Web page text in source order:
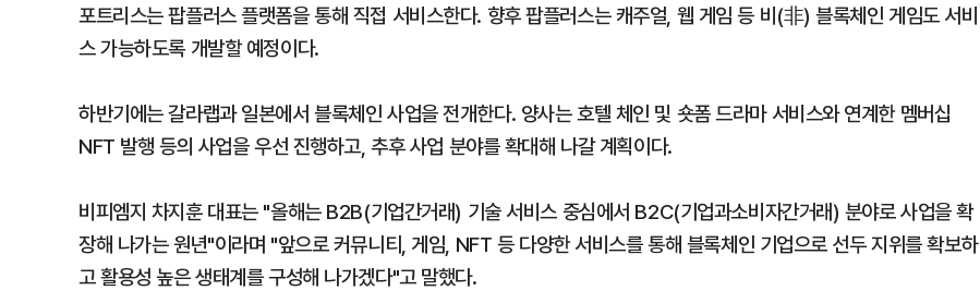
포트리스는 팝플러스 플랫폼을 통해 직접 서비스한다. 향후 팝플러스는 캐주얼, 웹 게임 등 비(非) 블록체인 게임도 서비
스 가능하도록 개발할 예정이다.
하반기에는 갈라랩과 일본에서 블록체인 사업을 전개한다. 양사는 호텔 체인 및 숏폼 드라마 서비스와 연계한 멤버십
NFT 발행 등의 사업을 우선 진행하고, 추후 사업 분야를 확대해 나갈 계획이다.
비피엠지 차지훈 대표는 "올해는 B2B(기업간거래) 기술 서비스 중심에서 B2C(기업과소비자간거래) 분야로 사업을 확
장해 나가는 원년"이라며 "앞으로 커뮤니티, 게임, NFT 등 다양한 서비스를 통해 블록체인 기업으로 선두 지위를 확보하
고 활용성 높은 생태계를 구성해 나가겠다"고 말했다.